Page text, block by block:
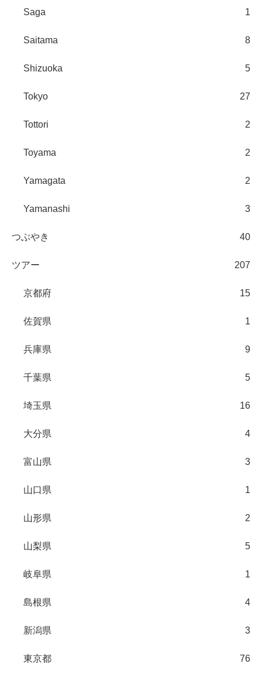
Saga 1
Saitama 8
Shizuoka 5
Tokyo 27
Tottori 2
Toyama 2
Yamagata 2
Yamanashi 3
つぶやき 40
ツアー 207
京都府 15
佐賀県 1
兵庫県 9
千葉県 5
埼玉県 16
大分県 4
富山県 3
山口県 1
山形県 2
山梨県 5
岐阜県 1
島根県 4
新潟県 3
東京都 76